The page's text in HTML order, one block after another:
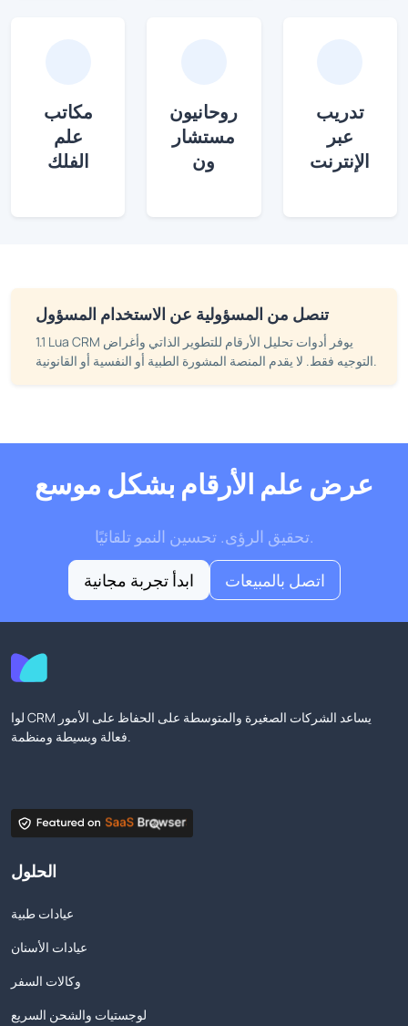
مكاتب
علم
الفلك
روحانيون
مستشار
ون
تدريب
عبر
الإنترنت
تنصل من المسؤولية عن الاستخدام المسؤول
1.1 Lua CRM يوفر أدوات تحليل الأرقام للتطوير الذاتي وأغراض
التوجيه فقط. لا يقدم المنصة المشورة الطبية أو النفسية أو القانونية.
عرض علم الأرقام بشكل موسع
تحقيق الرؤى. تحسين النمو تلقائيًا.
ابدأ تجربة مجانية
اتصل بالمبيعات
لوا CRM يساعد الشركات الصغيرة والمتوسطة على الحفاظ على الأمور
فعالة وبسيطة ومنظمة.
الحلول
عيادات طبية
عيادات الأسنان
وكالات السفر
لوجستيات والشحن السريع